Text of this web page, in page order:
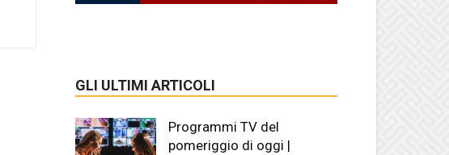
GLI ULTIMI ARTICOLI
Programmi TV del
pomeriggio di oggi |